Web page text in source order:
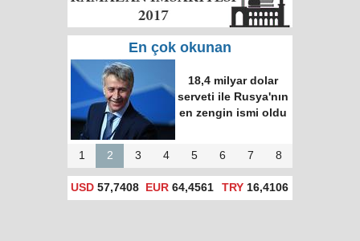
En çok okunan
18,4 milyar dolar
serveti ile Rusya'nın
en zengin ismi oldu
1 2 3 4 5 6 7 8
USD 57,7408 EUR 64,4561 TRY16,4106